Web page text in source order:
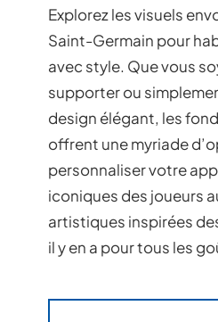
Explorez les visuels
Saint-Germain pour
avec style. Que vous
supporter ou
design élégant, les
offrent une myriade
personnaliser votre
iconiques des joueurs
artistiques inspirées
il y en a pour tous les